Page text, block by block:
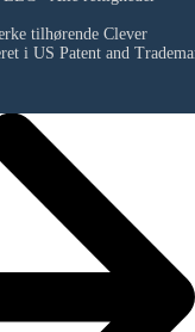
tilhørende Clever
i US Patent and